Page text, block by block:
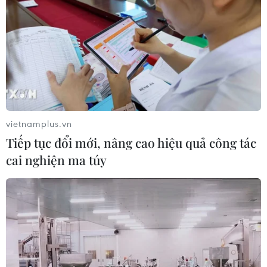
Sóc Trăng thiếu nguồn vật liệu thi
công
06/08/2026 02:33
Sắp thu phí thêm 5 dự án thành phần
cao tốc đoạn từ Quảng Ngãi-Nha
Trang
06/08/2026 02:27
Hà Tĩnh nguy cơ sạt lở trên
nhiều tuyến giao thông trước mùa
mưa bão
06/08/2026 02:23
Xe tải cẩu tông sập cầu Đắk Lung tại
vietnamplus.vn
Tiếp tục đổi mới, nâng cao hiệu quả công tác
cai nghiện ma túy